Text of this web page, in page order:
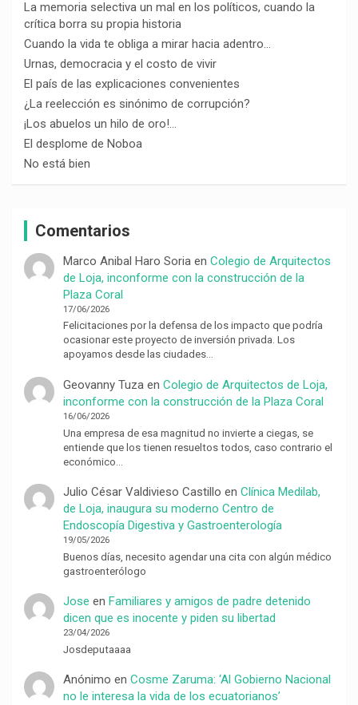
La memoria selectiva un mal en los políticos, cuando la
crítica borra su propia historia
Cuando la vida te obliga a mirar hacia adentro…
Urnas, democracia y el costo de vivir
El país de las explicaciones convenientes
¿La reelección es sinónimo de corrupción?
¡Los abuelos un hilo de oro!…
El desplome de Noboa
No está bien
Comentarios
Marco Anibal Haro Soriaen Colegio de Arquitectos
de Loja, inconforme con la construcción de la
Plaza Coral
17/06/2026
Felicitaciones por la defensa de los impacto que podría
ocasionar este proyecto de inversión privada. Los
apoyamos desde las ciudades…
Geovanny Tuzaen Colegio de Arquitectos de Loja,
inconforme con la construcción de la Plaza Coral
16/06/2026
Una empresa de esa magnitud no invierte a ciegas, se
entiende que los tienen resueltos todos, caso contrario el
económico…
Julio César Valdivieso Castillo en Clínica Medilab,
de Loja, inaugura su moderno Centro de
Endoscopía Digestiva y Gastroenterología
19/05/2026
Buenos días, necesito agendar una cita con algún médico
gastroenterólogo
Jose en Familiares y amigos de padre detenido
dicen que es inocente y piden su libertad
23/04/2026
Josdeputaaaa
Anónimo en Cosme Zaruma: ‘Al Gobierno Nacional
no le interesa la vida de los ecuatorianos’